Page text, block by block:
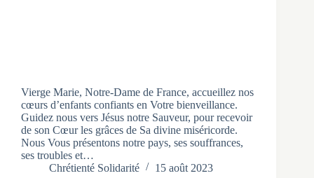
Vierge Marie, Notre-Dame de France, accueillez nos
cœurs d’enfants confiants en Votre bienveillance.
Guidez nous vers Jésus notre Sauveur, pour recevoir
de son Cœur les grâces de Sa divine miséricorde.
Nous Vous présentons notre pays, ses souffrances,
ses troubles et…
Chrétienté Solidarité
15 août 2023